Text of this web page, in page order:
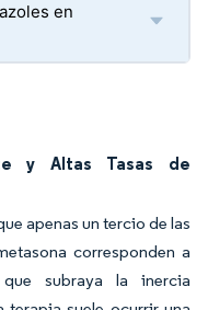
en
y Altas Tasas de
apenas un tercio de las
corresponden a
subraya la inercia